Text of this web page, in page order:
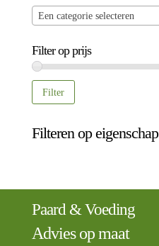
Een categorie selecteren
Filter op prijs
Filter
Filteren op eigenschap
Paard & Voeding
Advies op maat